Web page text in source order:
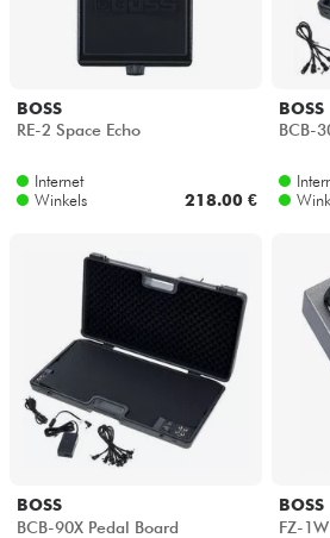
BOSS
RE-2 Space Echo
Internet
Winkels
218.00 €
BOSS
BCB-
BOSS
BCB-90X Pedal Board
BOSS
FZ-